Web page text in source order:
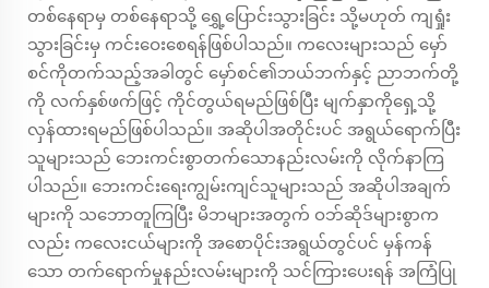
တစ်နေရာမှ တစ်နေရာသို့ ရွှေ့ပြောင်းသွားခြင်း သို့မဟုတ် ကျရှုံး
သွားခြင်းမှ ကင်းဝေးစေရန်ဖြစ်ပါသည်။ ကလေးများသည် မှော်
စင်ကိုတက်သည့်အခါတွင် မှော်စင်၏ဘယ်ဘက်နှင့် ညာဘက်တို့
ကို လက်နှစ်ဖက်ဖြင့် ကိုင်တွယ်ရမည်ဖြစ်ပြီး မျက်နှာကိုရှေ့သို့
လှန်ထားရမည်ဖြစ်ပါသည်။ အဆိုပါအတိုင်းပင် အရွယ်ရောက်ပြီး
သူများသည် ဘေးကင်းစွာတက်သောနည်းလမ်းကို လိုက်နာကြ
ပါသည်။ ဘေးကင်းရေးကျွမ်းကျင်သူများသည် အဆိုပါအချက်
များကို သဘောတူကြပြီး မိဘများအတွက် ဝဘ်ဆိုဒ်များစွာက
လည်း ကလေးငယ်များကို အစောပိုင်းအရွယ်တွင်ပင် မှန်ကန်
သော တက်ရောက်မှုနည်းလမ်းများကို သင်ကြားပေးရန် အကြံပြု